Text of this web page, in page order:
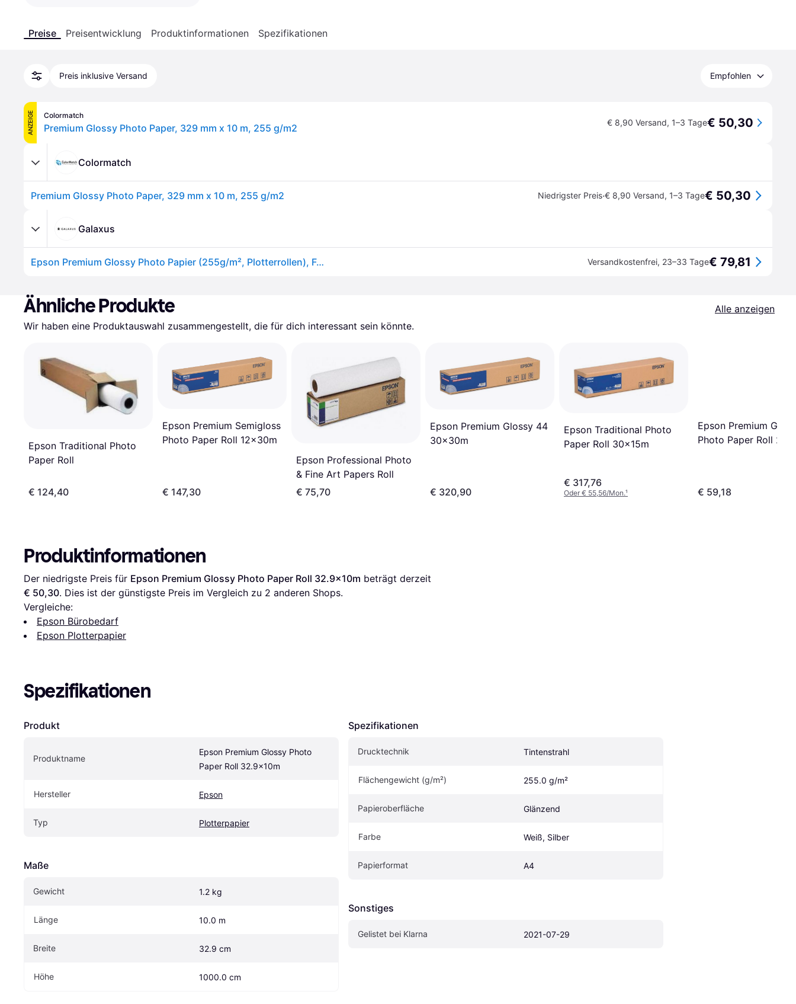
Preise Preisentwicklung Produktinformationen Spezifikationen
Preis inklusive Versand Empfohlen
ANZEIGE Colormatch
Premium Glossy Photo Paper, 329 mm x 10 m, 255 g/m2 € 8,90 Versand, 1–3 Tage€ 50,30
Colormatch
Premium Glossy Photo Paper, 329 mm x 10 m, 255 g/m2 Niedrigster Preis·€ 8,90 Versand, 1–3 Tage€ 50,30
Galaxus
Epson Premium Glossy Photo Papier (255g/m², Plotterrollen), Fotopapier, Weiss Versandkostenfrei, 23–33 Tage€ 79,81
Ähnliche Produkte
Alle anzeigen
Wir haben eine Produktauswahl zusammengestellt, die für dich interessant sein könnte.
Epson Traditional Photo
Paper Roll
€ 124,40
Epson Premium Semigloss
Photo Paper Roll 12x30m
€ 147,30
Epson Professional Photo
& Fine Art Papers Roll
€ 75,70
Epson Premium Glossy 44
30x30m
€ 320,90
Epson Traditional Photo
Paper Roll 30x15m
€ 317,76
Oder € 55,56/Mon.¹
Epson Premium
Photo Paper Roll
€ 59,18
Produktinformationen
Der niedrigste Preis für Epson Premium Glossy Photo Paper Roll 32.9x10m
€ 50,30. Dies ist der günstigste Preis im Vergleich zu 2 anderen Shops.
Vergleiche:
Epson Bürobedarf
Epson Plotterpapier
Spezifikationen
Produkt
Produktname
Epson Premium Glossy Photo
Paper Roll 32.9x10m
Hersteller Epson
Typ Plotterpapier
Maße
Gewicht 1.2 kg
Länge 10.0 m
Breite 32.9 cm
Höhe 1000.0 cm
Spezifikationen
Drucktechnik Tintenstrahl
Flächengewicht (g/m²) 255.0 g/m²
Papieroberfläche Glänzend
Farbe Weiß, Silber
Papierformat A4
Sonstiges
Gelistet bei Klarna 2021-07-29